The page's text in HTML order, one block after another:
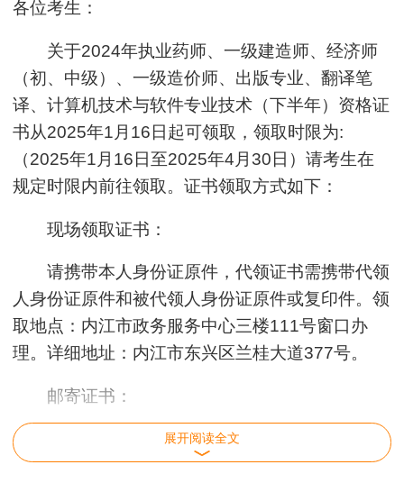
各位考生：
关于2024年执业药师、一级建造师、经济师
（初、中级）、一级造价师、出版专业、翻译笔
译、计算机技术与软件专业技术（下半年）资格证
书从2025年1月16日起可领取，领取时限为:
（2025年1月16日至2025年4月30日）请考生在
规定时限内前往领取。证书领取方式如下：
现场领取证书：
请携带本人身份证原件，代领证书需携带代领
人身份证原件和被代领人身份证原件或复印件。领
取地点：内江市政务服务中心三楼111号窗口办
理。详细地址：内江市东兴区兰桂大道377号。
邮寄证书：
内江人事考试网（www.njpta.org.cn）发布证
书领取通知后，考生可自愿选择办理“证书邮政特
展开阅读全文